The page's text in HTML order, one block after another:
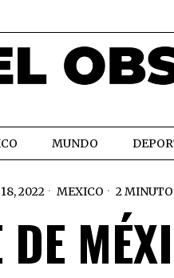
MUNDO
2022 MEXICO 2
DE